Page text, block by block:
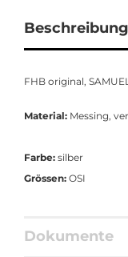
Beschreibung
FHB original,
Material: Messing,
Farbe: silber
Grössen: OSI
Dokumente